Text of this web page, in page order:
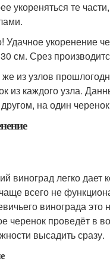
укореняться те
Удачное укоренение
см. Срез
из узлов
из каждого узла.
другом, на один
виноград легко дает
всего не
винограда
черенок проведёт в
высадить сразу.